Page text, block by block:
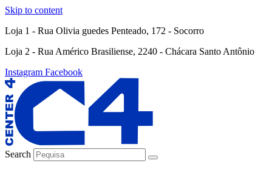
Skip to content
Loja 1 - Rua Olivia guedes Penteado, 172 - Socorro
Loja 2 - Rua Américo Brasiliense, 2240 - Chácara Santo Antônio
Instagram Facebook
Search